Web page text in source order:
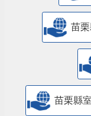
苗
苗栗縣